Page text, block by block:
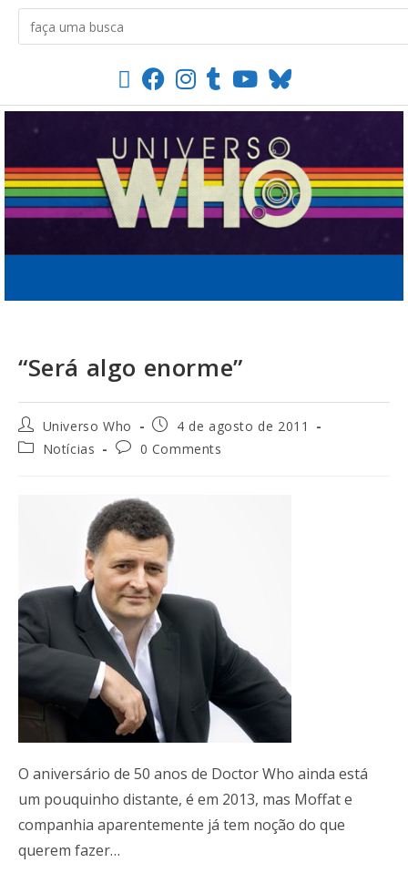
“Será algo enorme”
Universo Who
4 de agosto de 2011
Notícias
0 Comments
O aniversário de 50 anos de Doctor Who ainda está
um pouquinho distante, é em 2013, mas Moffat e
companhia aparentemente já tem noção do que
querem fazer…